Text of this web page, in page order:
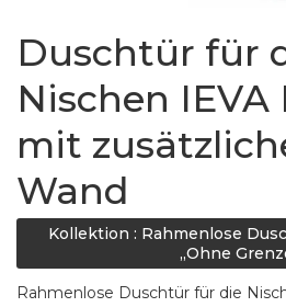
Duschtür für
Nischen IEVA
mit
Wand
Kollektion : Rahmenlose
„Ohne
Rahmenlose Duschtür für die